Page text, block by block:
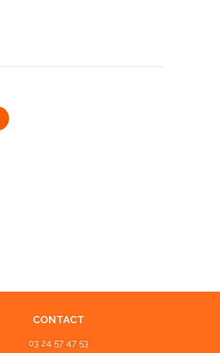
CONTACT
03 24 57 47 53